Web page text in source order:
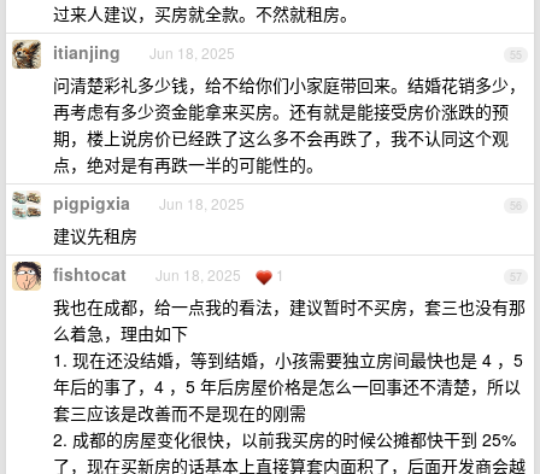
过来人建议，买房就全款。不然就租房。
55
itianjing Jun 18, 2025
问清楚彩礼多少钱，给不给你们小家庭带回来。结婚花销多少，
再考虑有多少资金能拿来买房。还有就是能接受房价涨跌的预
期，楼上说房价已经跌了这么多不会再跌了，我不认同这个观
点，绝对是有再跌一半的可能性的。
56
pigpigxia Jun 18, 2025
建议先租房
57
fishtocat Jun 18, 2025 1
我也在成都，给一点我的看法，建议暂时不买房，套三也没有那
么着急，理由如下
1. 现在还没结婚，等到结婚，小孩需要独立房间最快也是 4 ，5
年后的事了，4 ，5 年后房屋价格是怎么一回事还不清楚，所以
套三应该是改善而不是现在的刚需
2. 成都的房屋变化很快，以前我买房的时候公摊都快干到 25%
了，现在买新房的话基本上直接算套内面积了，后面开发商会越